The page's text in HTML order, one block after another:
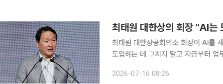
최태원 대한상공회의소 회장이 AI를
도입하는 데 그치지 말고 지금부터 업무
큰 물결은 AI"라며 "AI는 우리에게 놓
2026-07-16 08:26